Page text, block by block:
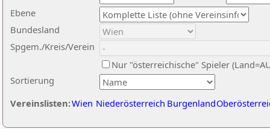
Ebene
Sortierung
Bundesland
Spgem./Kreis/Verein
Nur "österreichische" Spieler
Vereinslisten:Wien Niederösterreich Burgenland